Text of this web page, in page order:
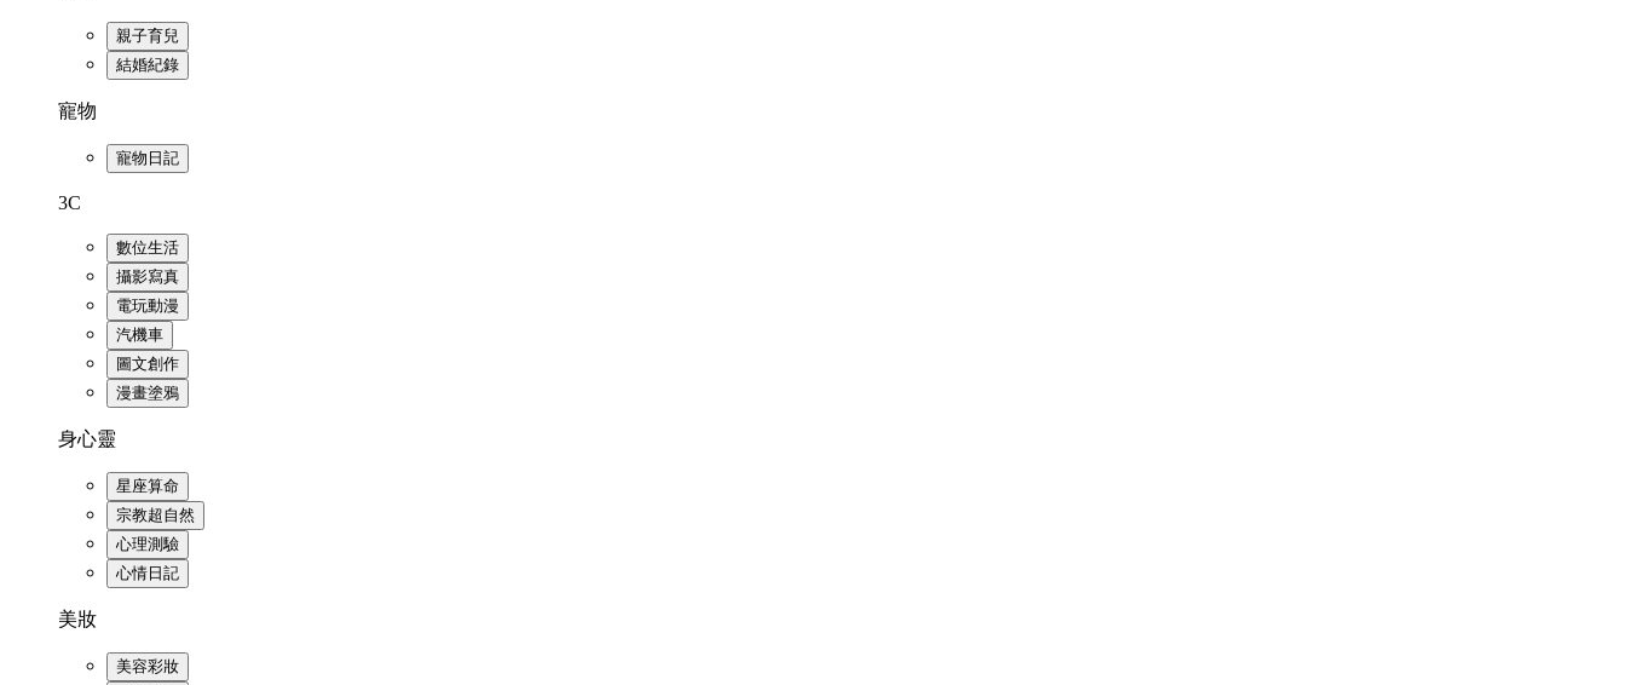
親子育兒
結婚紀錄
寵物
寵物日記
3C
數位生活
攝影寫真
電玩動漫
汽機車
圖文創作
漫畫塗鴉
身心靈
星座算命
宗教超自然
心理測驗
心情日記
美妝
美容彩妝